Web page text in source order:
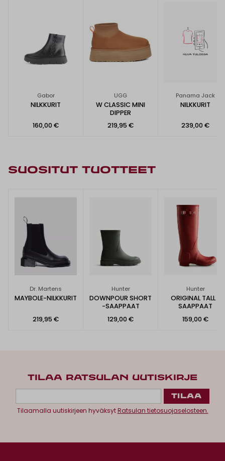
Gabor
NILKKURIT
160,00 €
UGG
W CLASSIC MINI
DIPPER
219,95 €
Panama Jack
NILKKURIT
239,00 €
SUOSITUT TUOTTEET
Dr. Martens
MAYBOLE-NILKKURIT
219,95 €
Hunter
DOWNPOUR SHORT
-SAAPPAAT
129,00 €
Hunter
ORIGINAL TALL -
SAAPPAAT
159,00 €
TILAA RATSULAN UUTISKIRJE
Tilaamalla uutiskirjeen hyväksytRatsulan tietosuojaselosteen.